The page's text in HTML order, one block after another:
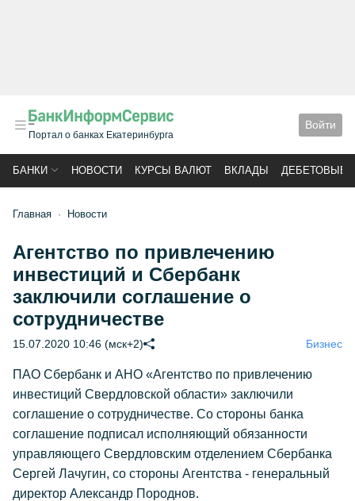
Портал о банках Екатеринбурга
Войти
БАНКИ НОВОСТИ КУРСЫ ВАЛЮТ ВКЛАДЫ ДЕБЕТОВЫЕ
Главная Новости
Агентство по привлечению
инвестиций и Сбербанк
заключили соглашение о
сотрудничестве
15.07.2020 10:46 (мск+2) Бизнес
ПАО Сбербанк и АНО «Агентство по привлечению
инвестиций Свердловской области» заключили
соглашение о сотрудничестве. Со стороны банка
соглашение подписал исполняющий обязанности
управляющего Свердловским отделением Сбербанка
Сергей Лачугин, со стороны Агентства - генеральный
директор Александр Породнов.